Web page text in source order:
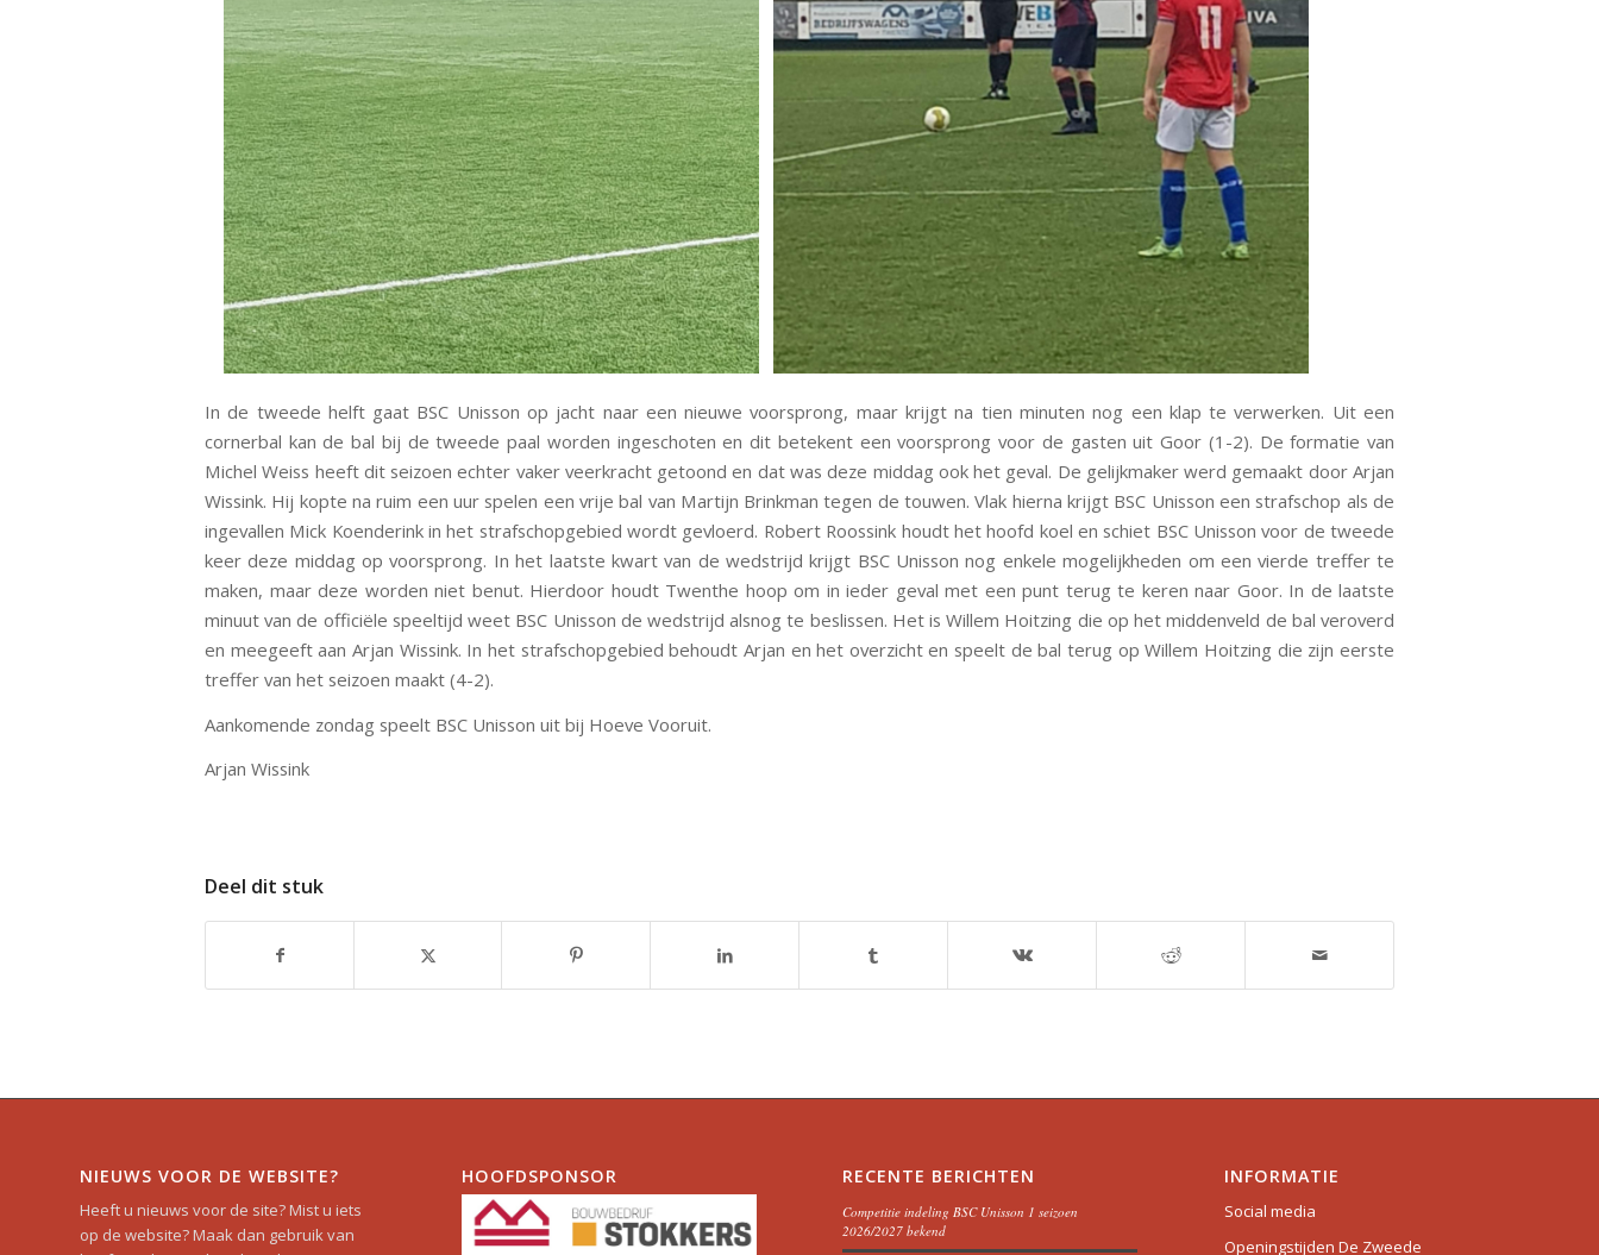
In de tweede helft gaat BSC Unisson op jacht naar een nieuwe voorsprong, maar krijgt na tien minuten nog een klap te verwerken. Uit een
cornerbal kan de bal bij de tweede paal worden ingeschoten en dit betekent een voorsprong voor de gasten uit Goor (1-2). De formatie van
Michel Weiss heeft dit seizoen echter vaker veerkracht getoond en dat was deze middag ook het geval. De gelijkmaker werd gemaakt door Arjan
Wissink. Hij kopte na ruim een uur spelen een vrije bal van Martijn Brinkman tegen de touwen. Vlak hierna krijgt BSC Unisson een strafschop als de
ingevallen Mick Koenderink in het strafschopgebied wordt gevloerd. Robert Roossink houdt het hoofd koel en schiet BSC Unisson voor de tweede
keer deze middag op voorsprong. In het laatste kwart van de wedstrijd krijgt BSC Unisson nog enkele mogelijkheden om een vierde treffer te
maken, maar deze worden niet benut. Hierdoor houdt Twenthe hoop om in ieder geval met een punt terug te keren naar Goor. In de laatste
minuut van de officiële speeltijd weet BSC Unisson de wedstrijd alsnog te beslissen. Het is Willem Hoitzing die op het middenveld de bal veroverd
en meegeeft aan Arjan Wissink. In het strafschopgebied behoudt Arjan en het overzicht en speelt de bal terug op Willem Hoitzing die zijn eerste
treffer van het seizoen maakt (4-2).
Aankomende zondag speelt BSC Unisson uit bij Hoeve Vooruit.
Arjan Wissink
Deel dit stuk
NIEUWS VOOR DE WEBSITE?
Heeft u nieuws voor de site? Mist u iets
op de website? Maak dan gebruik van
HOOFDSPONSOR RECENTE BERICHTEN
Competitie indeling BSC Unisson 1 seizoen
2026/2027 bekend
INFORMATIE
Social media
Openingstijden De Zweede